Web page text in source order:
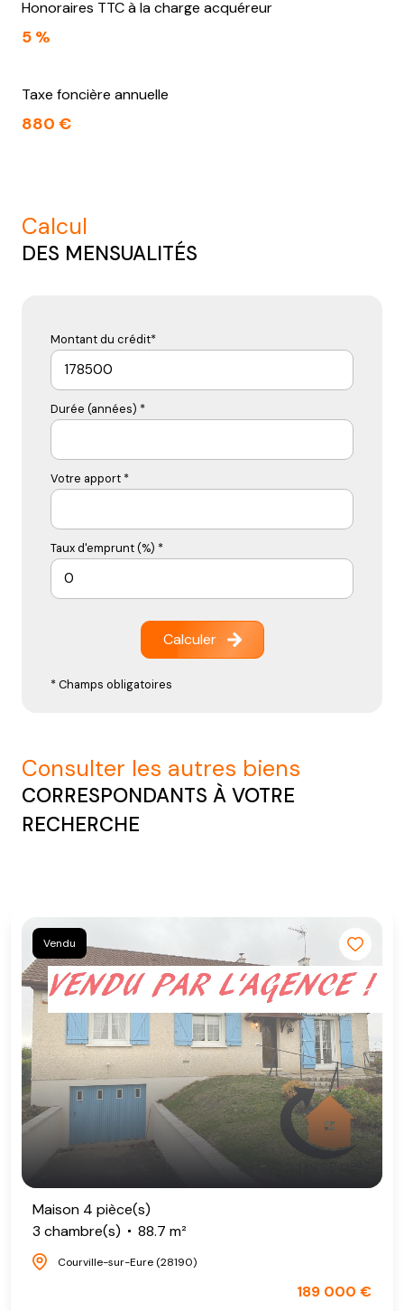
Honoraires TTC à la charge acquéreur
5 %
Taxe foncière annuelle
880 €
calcul
DES MENSUALITÉS
Montant du crédit*
Durée (années) *
Votre apport *
Taux d'emprunt (%) *
Calculer
* Champs obligatoires
consulter les autres biens
CORRESPONDANTS À VOTRE
RECHERCHE
Vendu
Maison 4 pièce(s)
3 chambre(s)
88.7 m²
Courville-sur-Eure (28190)
189 000 €